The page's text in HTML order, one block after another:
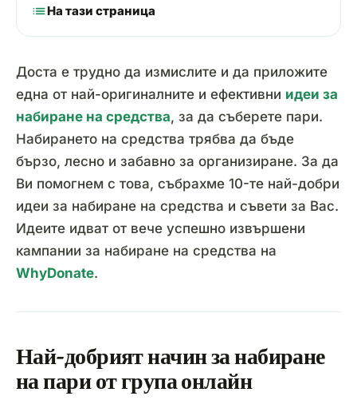
listНа тази страница
Доста е трудно да измислите и да приложите
една от най-оригиналните и ефективни идеи за
набиране на средства, за да съберете пари.
Набирането на средства трябва да бъде
бързо, лесно и забавно за организиране. За да
Ви помогнем с това, събрахме 10-те най-добри
идеи за набиране на средства и съвети за Вас.
Идеите идват от вече успешно извършени
кампании за набиране на средства на
WhyDonate.
Най-добрият начин за набиране
на пари от група онлайн